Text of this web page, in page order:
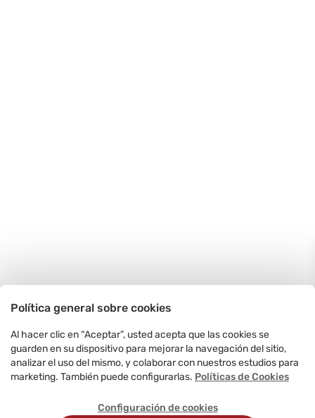
Política general sobre cookies
Al hacer clic en “Aceptar”, usted acepta que las cookies se
guarden en su dispositivo para mejorar la navegación del sitio,
analizar el uso del mismo, y colaborar con nuestros estudios para
marketing. También puede configurarlas. Políticas de Cookies
Configuración de cookies